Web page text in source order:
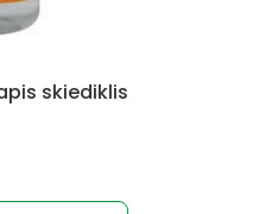
skiediklis